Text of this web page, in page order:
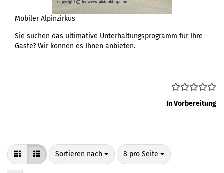
Mobiler Alpinzirkus
Sie suchen das ultimative Unterhaltungsprogramm für Ihre
Gäste? Wir können es Ihnen anbieten.
In Vorbereitung
Sortieren nach
Sortieren nach 8 pro Seite
pro Seite